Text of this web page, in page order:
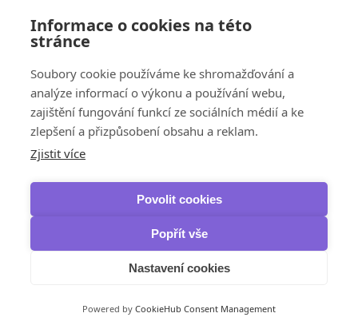
Slideshow Studio HD
ZOOM #3
AutoCAD
AutoCAD LT
AutoCAD Electrical
Civil 3D
Revit
Corel
Zrychlení a optimalizace
Cleanup & Boost
Cleanup Premium
AVG
Informace o cookies na této
stránce
Soubory cookie používáme ke shromažďování a
analýze informací o výkonu a používání webu,
zajištění fungování funkcí ze sociálních médií a ke
zlepšení a přizpůsobení obsahu a reklam.
Zjistit více
Povolit cookies
Popřít vše
Nastavení cookies
Powered by CookieHub Consent Management